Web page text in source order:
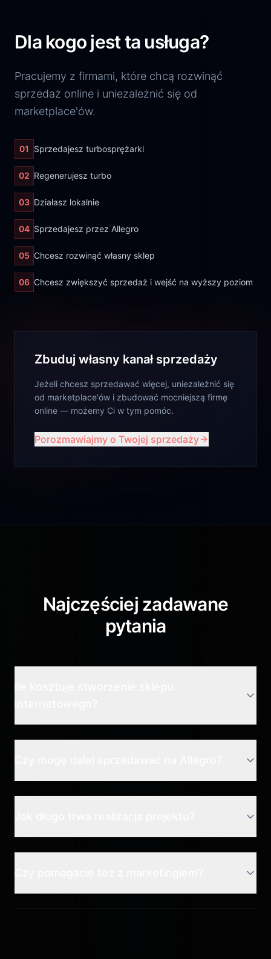
Dla kogo jest ta usługa?
Pracujemy z firmami, które chcą rozwinąć
sprzedaż online i uniezależnić się od
marketplace'ów.
01 Sprzedajesz turbosprężarki
02 Regenerujesz turbo
03 Działasz lokalnie
04 Sprzedajesz przez Allegro
05 Chcesz rozwinąć własny sklep
06 Chcesz zwiększyć sprzedaż i wejść na wyższy poziom
Zbuduj własny kanał sprzedaży
Jeżeli chcesz sprzedawać więcej, uniezależnić się
od marketplace'ów i zbudować mocniejszą firmę
online — możemy Ci w tym pomóc.
Porozmawiajmy o Twojej sprzedaży
Najczęściej zadawane
pytania